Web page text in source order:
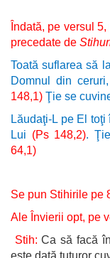
Îndată, pe versul
precedate de
Toată suflarea să
Domnul din
148,1) Ţie se
Lăudaţi-L pe El
Lui (Ps 148,2).
64,1)
Se pun Stihirile pe
Ale Învierii opt, pe
Stih: Ca să facă
este dată tuturor